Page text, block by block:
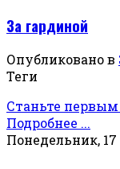
За гардиной
Опубликовано в
Теги
Станьте
Подробнее ...
Понедельник, 17